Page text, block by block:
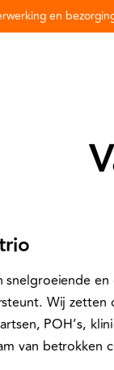
en
Wij
POH’s,
van betrokken